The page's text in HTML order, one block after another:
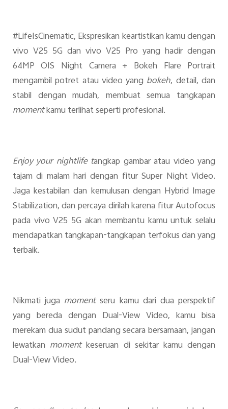
#LifeIsCinematic, Ekspresikan keartistikan kamu dengan
vivo V25 5G dan vivo V25 Pro yang hadir dengan
64MP OIS Night Camera + Bokeh Flare Portrait
mengambil potret atau video yang bokeh, detail, dan
stabil dengan mudah, membuat semua tangkapan
momentkamu terlihat seperti profesional.
Enjoy your nightlife tangkap gambar atau video yang
tajam di malam hari dengan fitur Super Night Video.
Jaga kestabilan dan kemulusan dengan Hybrid Image
Stabilization, dan percaya dirilah karena fitur Autofocus
pada vivo V25 5G akan membantu kamu untuk selalu
mendapatkan tangkapan-tangkapan terfokus dan yang
terbaik.
Nikmati juga momentseru kamu dari dua perspektif
yang bereda dengan Dual-View Video, kamu bisa
merekam dua sudut pandang secara bersamaan, jangan
lewatkan momentkeseruan di sekitar kamu dengan
Dual-View Video.